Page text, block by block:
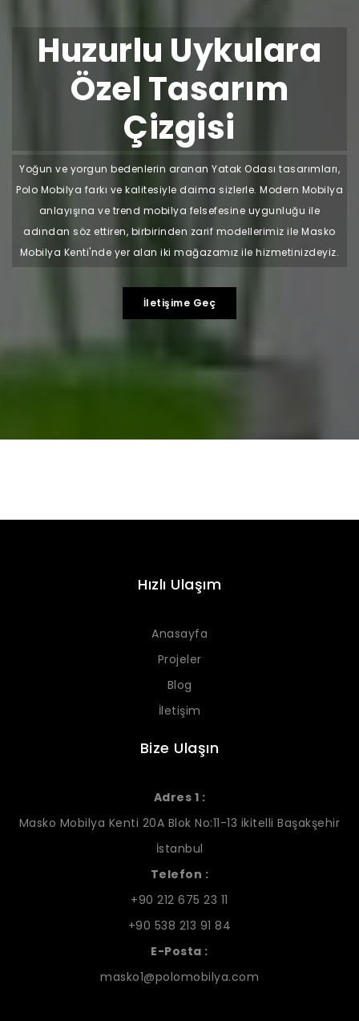
Huzurlu Uykulara
Özel Tasarım
Çizgisi
Yoğun ve yorgun bedenlerin aranan Yatak Odası tasarımları,
Polo Mobilya farkı ve kalitesiyle daima sizlerle. Modern Mobilya
anlayışına ve trend mobilya felsefesine uygunluğu ile
adından söz ettiren, birbirinden zarif modellerimiz ile Masko
Mobilya Kenti'nde yer alan iki mağazamız ile hizmetinizdeyiz.
İletişime Geç
Hızlı Ulaşım
Anasayfa
Projeler
Blog
İletişim
Bize Ulaşın
Adres 1 :
Masko Mobilya Kenti 20A Blok No:11-13 ikitelli Başakşehir
İstanbul
Telefon :
+90 212 675 23 11
+90 538 213 91 84
E-Posta :
masko1@polomobilya.com